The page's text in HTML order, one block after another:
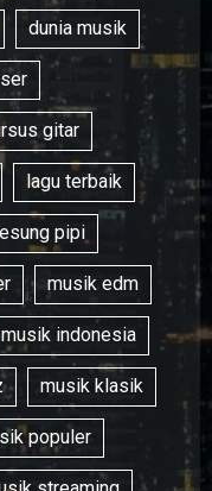
dunia musik
gitar
lagu terbaik
pipi
musik edm
musik indonesia
musik klasik
populer